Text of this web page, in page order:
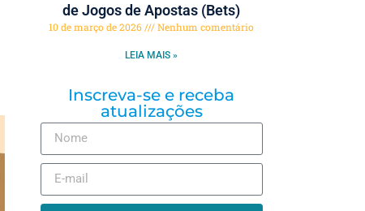
de Jogos de Apostas (Bets)
10 de março de 2026 Nenhum comentário
LEIA MAIS »
Inscreva-se e receba
atualizações